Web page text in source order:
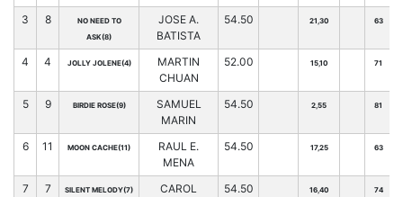
3 8
NO NEED TO
ASK(8)
JOSE A.
BATISTA
54.50 21,30 63
4 4 JOLLY JOLENE(4)
MARTIN
CHUAN
52.00 15,10 71
5 9 BIRDIE ROSE(9)
SAMUEL
MARIN
54.50 2,55 81
6 11 MOON CACHE(11)
RAUL E.
MENA
54.50 17,25 63
7 7 SILENT MELODY(7)
CAROL
54.50 16,40 74